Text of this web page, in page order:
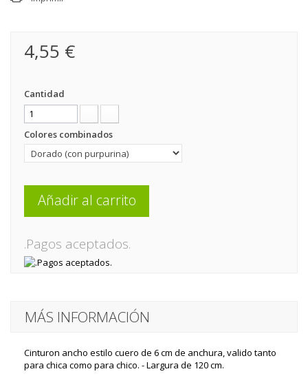
4,55 €
Cantidad
Colores combinados
Añadir al carrito
.Pagos aceptados.
MÁS INFORMACIÓN
Cinturon ancho estilo cuero de 6 cm de anchura, valido tanto
para chica como para chico. - Largura de 120 cm.